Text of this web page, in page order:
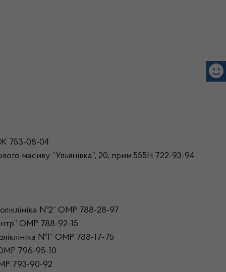
753-08-04
масиву “Ульянівка”, 20, прим.555Н 722-93-94
№2” ОМР 788-28-97
ОМР 788-92-15
№1” ОМР 788-17-75
796-95-10
793-90-92